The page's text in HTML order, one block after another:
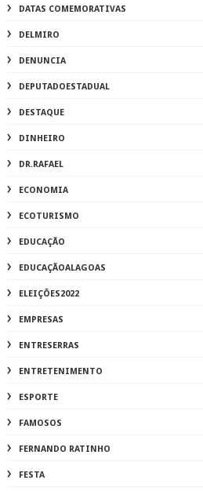
DATAS COMEMORATIVAS
DELMIRO
DENUNCIA
DEPUTADOESTADUAL
DESTAQUE
DINHEIRO
DR.RAFAEL
ECONOMIA
ECOTURISMO
EDUCAÇÃO
EDUCAÇÃOALAGOAS
ELEIÇÕES2022
EMPRESAS
ENTRESERRAS
ENTRETENIMENTO
ESPORTE
FAMOSOS
FERNANDO RATINHO
FESTA